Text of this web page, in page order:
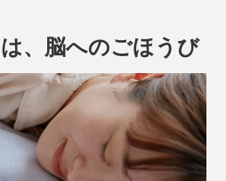
、脳へのごほうび